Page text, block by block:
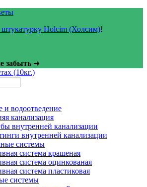
Holcim (Холсим)!
забыть ➜
и водоотведение
канализация
внутренней канализации
внутренней канализации
системы
система крашеная
система оцинкованая
система пластиковая
системы